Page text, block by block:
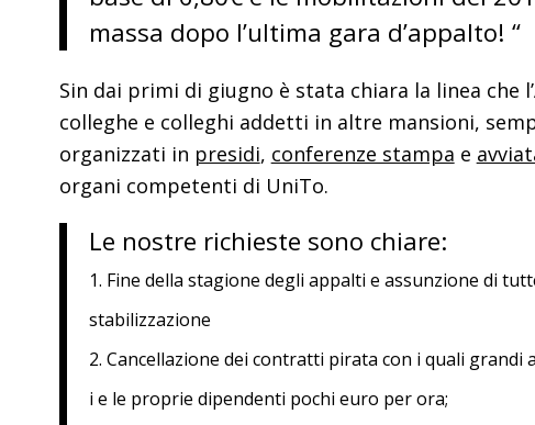
massa dopo l’ultima gara d’appalto! “
Sin dai primi di giugno è stata chiara la linea che
colleghe e colleghi addetti in altre mansioni,
organizzati in presidi, conferenze stampa e
organi competenti di UniTo.
Le nostre richieste sono chiare:
1. Fine della stagione degli appalti e assunzione di
stabilizzazione
2. Cancellazione dei contratti pirata con i quali grandi
i e le proprie dipendenti pochi euro per ora;